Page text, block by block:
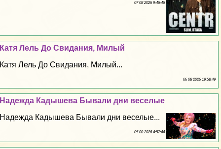
07 08 2026 9:46:46
Катя Лель До Свидания, Милый
Катя Лель До Свидания, Милый...
06 08 2026 19:58:49
Надежда Кадышева Бывали дни веселые
Надежда Кадышева Бывали дни веселые...
05 08 2026 4:57:44